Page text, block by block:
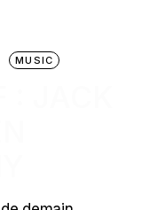
MUSIC